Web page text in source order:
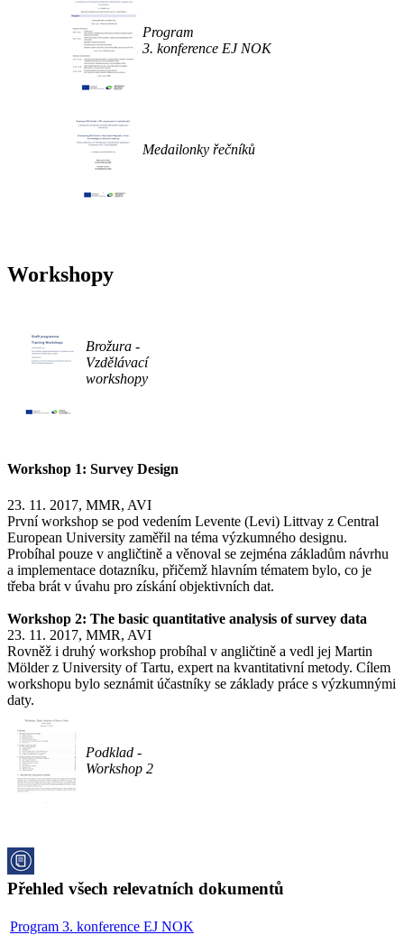
Program
3. konference EJ NOK
Medailonky řečníků
Workshopy
Brožura -
Vzdělávací
workshopy
Workshop 1: Survey Design
23. 11. 2017, MMR, AVI
První workshop se pod vedením Levente (Levi) Littvay z Central
European University zaměřil na téma výzkumného designu.
Probíhal pouze v angličtině a věnoval se zejména základům návrhu
a implementace dotazníku, přičemž hlavním tématem bylo, co je
třeba brát v úvahu pro získání objektivních dat.
Workshop 2: The basic quantitative analysis of survey data
23. 11. 2017, MMR, AVI
Rovněž i druhý workshop probíhal v angličtině a vedl jej Martin
Mölder z University of Tartu, expert na kvantitativní metody. Cílem
workshopu bylo seznámit účastníky se základy práce s výzkumnými
daty.
Podklad -
Workshop 2
Přehled všech relevatních dokumentů
Program 3. konference EJ NOK